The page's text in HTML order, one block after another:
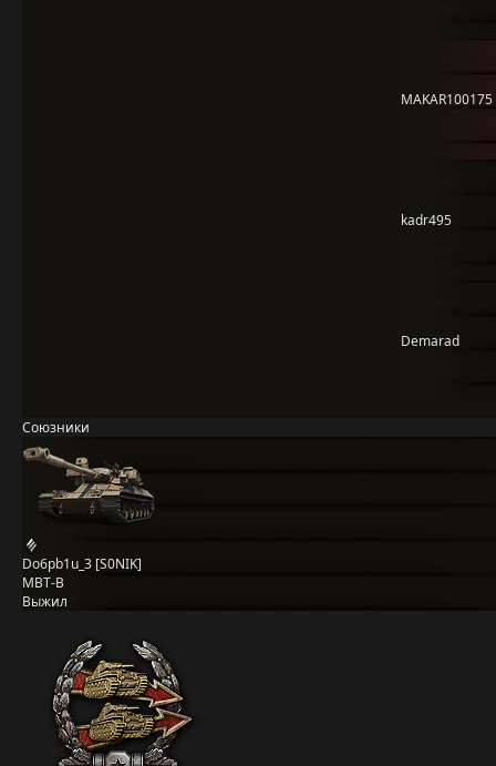
MAKAR100175
kadr495
Demarad
Союзники
Do6pb1u_3 [S0NIK]
MBT-B
Выжил